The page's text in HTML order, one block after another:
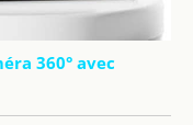
360° avec